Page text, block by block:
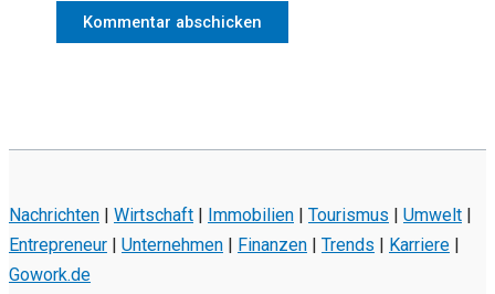
Nachrichten | Wirtschaft | Immobilien | Tourismus | Umwelt |
Entrepreneur | Unternehmen | Finanzen | Trends | Karriere |
Gowork.de